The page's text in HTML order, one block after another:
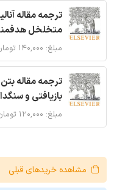
ترجمه مقاله
متخلخل
مبلغ: ۱۴۰,۰۰۰ تومان
ترجمه مقاله بتن
بازیافتی و
مبلغ: ۱۲۰,۰۰۰ تومان
مشاهده خریدهای قبلی